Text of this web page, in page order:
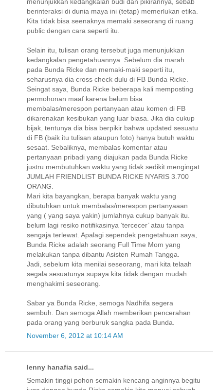
berinteraksi di dunia maya ini (tetap) memerlukan etika.
Kita tidak bisa seenaknya memaki seseorang di ruang
public dengan cara seperti itu.
Selain itu, tulisan orang tersebut juga menunjukkan
kedangkalan pengetahuannya. Sebelum dia marah
pada Bunda Ricke dan memaki-maki seperti itu,
seharusnya dia cross check dulu di FB Bunda Ricke.
Seingat saya, Bunda Ricke beberapa kali memposting
permohonan maaf karena belum bisa
membalas/merespon pertanyaan atau komen di FB
dikarenakan kesibukan yang luar biasa. Jika dia cukup
bijak, tentunya dia bisa berpikir bahwa updated sesuatu
di FB (baik itu tulisan ataupun foto) hanya butuh waktu
sesaat. Sebaliknya, membalas komentar atau
pertanyaan pribadi yang diajukan pada Bunda Ricke
justru membutuhkan waktu yang tidak sedikit mengingat
JUMLAH FRIENDLIST BUNDA RICKE NYARIS 3.700
ORANG.
Mari kita bayangkan, berapa banyak waktu yang
dibutuhkan untuk membalas/merespon pertanyaaan
yang ( yang saya yakin) jumlahnya cukup banyak itu.
belum lagi resiko notifikasinya ‘tercecer’ atau tanpa
sengaja terlewat. Apalagi sependek pengetahuan saya,
Bunda Ricke adalah seorang Full Time Mom yang
melakukan tanpa dibantu Asisten Rumah Tangga.
Jadi, sebelum kita menilai seseorang, mari kita telaah
segala sesuatunya supaya kita tidak dengan mudah
menghakimi seseorang.
Sabar ya Bunda Ricke, semoga Nadhifa segera
sembuh. Dan semoga Allah memberikan pencerahan
pada orang yang berburuk sangka pada Bunda.
November 6, 2012 at 10:14 AM
lenny hanafia said...
Semakin tinggi pohon semakin kencang anginnya begitu